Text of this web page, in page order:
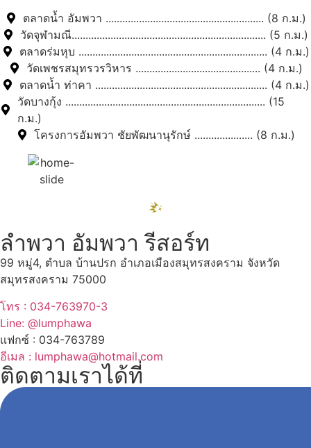
ตลาดน้ำ อัมพวา ......................................................... (8 ก.ม.)
วัดจุฬามณี...................................................................... (5 ก.ม.)
ตลาดร่มหุบ .................................................................... (4 ก.ม.)
วัดเพชรสมุทรวรวิหาร ............................................. (4 ก.ม.)
ตลาดน้ำ ท่าคา .............................................................. (4 ก.ม.)
วัดบางกุ้ง ........................................................................ (15
ก.ม.)
โครงการอัมพวา ชัยพัฒนานุรักษ์ ..................... (8 ก.ม.)
ลำพวา อัมพวา รีสอร์ท
99 หมู่4, ตำบล บ้านปรก อำเภอเมืองสมุทรสงคราม จังหวัด
สมุทรสงคราม 75000
โทร : 034-763970-3
Line: @lumphawa
แฟกซ์ : 034-763789
อีเมล : lumphawa@hotmail.com
ติดตามเราได้ที่